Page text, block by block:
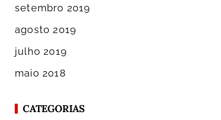
setembro 2019
agosto 2019
julho 2019
maio 2018
CATEGORIAS